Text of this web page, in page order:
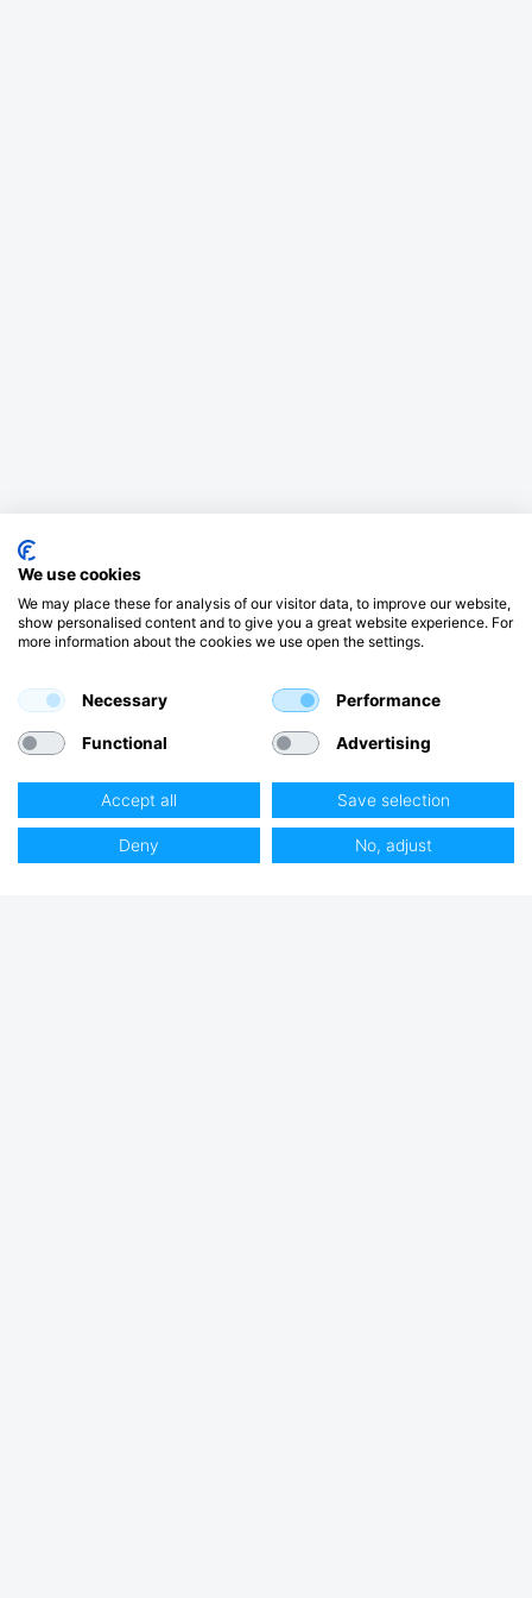
We use cookies
We may place these for analysis of our visitor data, to improve our website,
show personalised content and to give you a great website experience. For
more information about the cookies we use open the settings.
Necessary Performance
Functional Advertising
Accept all Save selection
Deny No, adjust